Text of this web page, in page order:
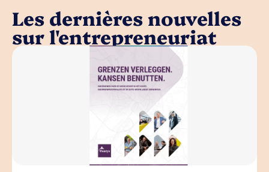
Les dernières nouvelles
sur l'entrepreneuriat